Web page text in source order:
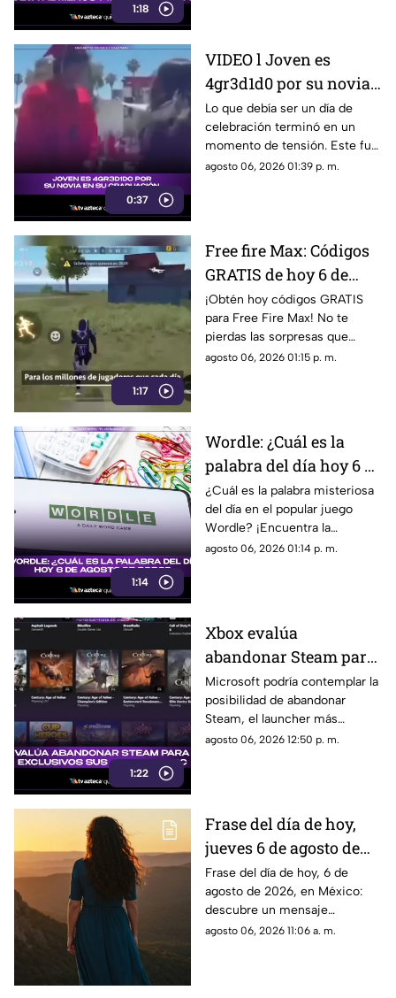
1:18
0:37
VIDEO l Joven es
4gr3d1d0 por su novia
en su graduación
Lo que debía ser un día de
celebración terminó en un
momento de tensión. Este fue
el momento EXACTO donde
agosto 06, 2026 01:39 p. m.
1:17
Free fire Max: Códigos
GRATIS de hoy 6 de
agosto de 2026.
¡Obtén hoy códigos GRATIS
para Free Fire Max! No te
pierdas las sorpresas que
traemos para ti en el mundo
agosto 06, 2026 01:15 p. m.
1:14
Wordle: ¿Cuál es la
palabra del día hoy 6 de
agosto de 2026?
¿Cuál es la palabra misteriosa
del día en el popular juego
Wordle? ¡Encuentra la
respuesta en la edición del 6
agosto 06, 2026 01:14 p. m.
1:22
Xbox evalúa
abandonar Steam para
hacer exclusivos sus
juegos en PC: Aquí los
detalles
Microsoft podría contemplar la
posibilidad de abandonar
Steam, el launcher más
popular del mercado de PC.
agosto 06, 2026 12:50 p. m.
Frase del día de hoy,
jueves 6 de agosto de
2026: Llénate de
inspiración con estas
palabras
Frase del día de hoy, 6 de
agosto de 2026, en México:
descubre un mensaje
inspirador para reflexionar y
agosto 06, 2026 11:06 a. m.